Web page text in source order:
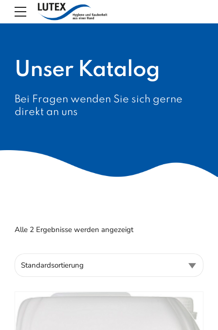
Unser Katalog
Bei Fragen wenden Sie sich gerne
direkt an uns
Alle 2 Ergebnisse werden angezeigt